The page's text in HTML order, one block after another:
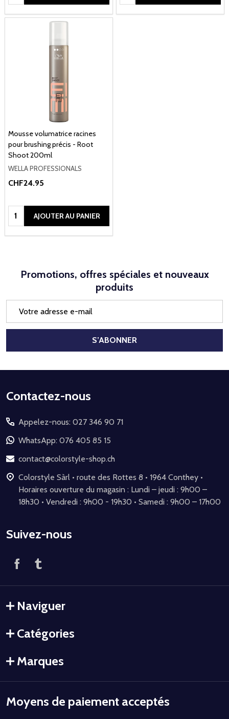
Mousse volumatrice racines
pour brushing précis - Root
Shoot 200ml
WELLA PROFESSIONALS
CHF24.95
Quantité:AJOUTER AU PANIER
Promotions, offres spéciales et nouveaux
produits
mail
S’ABONNER
Début
pied
de
page
Contactez-nous
Appelez-nous: 027 346 90 71
WhatsApp: 076 405 85 15
contact@colorstyle-shop.ch
Colorstyle Sàrl • route des Rottes 8 • 1964 Conthey •
Horaires ouverture du magasin : Lundi – jeudi : 9h00 –
18h30 • Vendredi : 9h00 - 19h30 • Samedi : 9h00 – 17h00
Suivez-nous
Naviguer
Catégories
Marques
Moyens de paiement acceptés